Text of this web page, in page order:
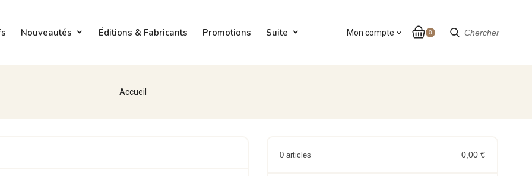
Chercher
Nouveautés Éditions & Fabricants Promotions Suite 0
Mon compte expand_more
Accueil
0 articles 0,00 €